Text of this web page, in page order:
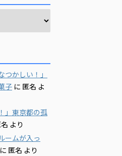
かしい！」
子 に 匿名 よ
」東京都の孤
より
ームが入っ
に 匿名 より